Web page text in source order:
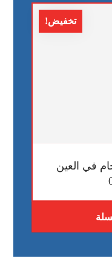
تخفيض!
في العين